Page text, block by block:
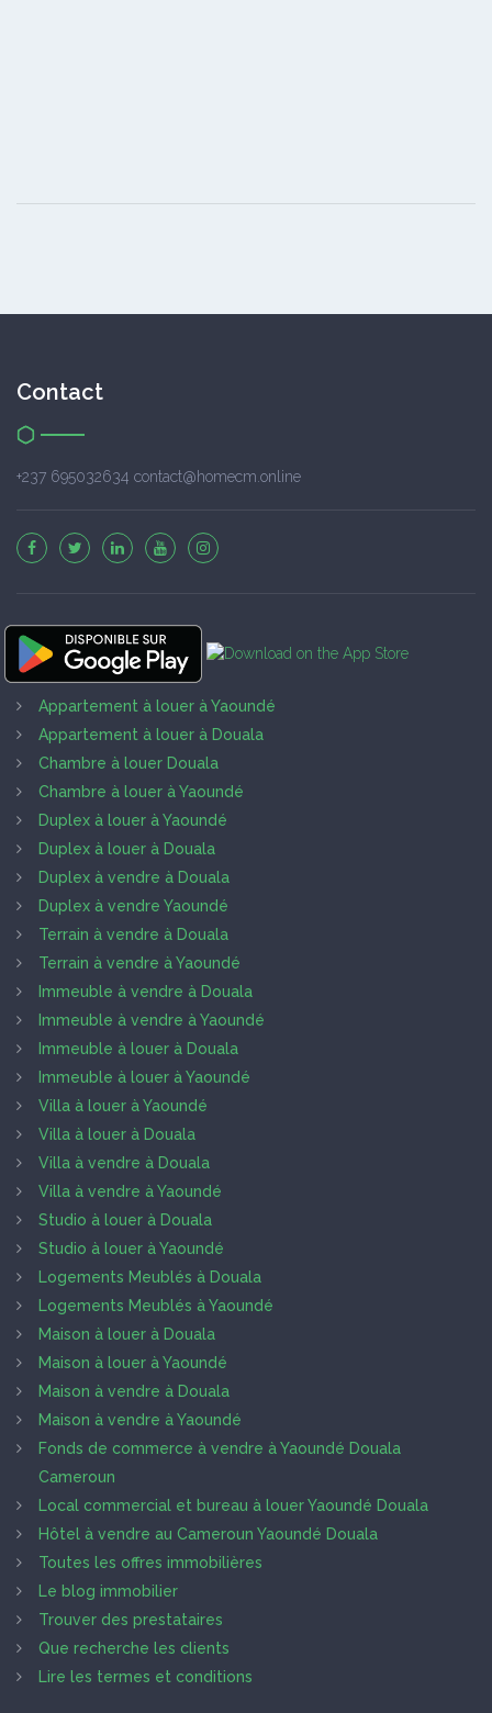
Contact
+237 695032634 contact@homecm.online
Appartement à louer à Yaoundé
Appartement à louer à Douala
Chambre à louer Douala
Chambre à louer à Yaoundé
Duplex à louer à Yaoundé
Duplex à louer à Douala
Duplex à vendre à Douala
Duplex à vendre Yaoundé
Terrain à vendre à Douala
Terrain à vendre à Yaoundé
Immeuble à vendre à Douala
Immeuble à vendre à Yaoundé
Immeuble à louer à Douala
Immeuble à louer à Yaoundé
Villa à louer à Yaoundé
Villa à louer à Douala
Villa à vendre à Douala
Villa à vendre à Yaoundé
Studio à louer à Douala
Studio à louer à Yaoundé
Logements Meublés à Douala
Logements Meublés à Yaoundé
Maison à louer à Douala
Maison à louer à Yaoundé
Maison à vendre à Douala
Maison à vendre à Yaoundé
Fonds de commerce à vendre à Yaoundé Douala
Cameroun
Local commercial et bureau à louer Yaoundé Douala
Hôtel à vendre au Cameroun Yaoundé Douala
Toutes les offres immobilières
Le blog immobilier
Trouver des prestataires
Que recherche les clients
Lire les termes et conditions